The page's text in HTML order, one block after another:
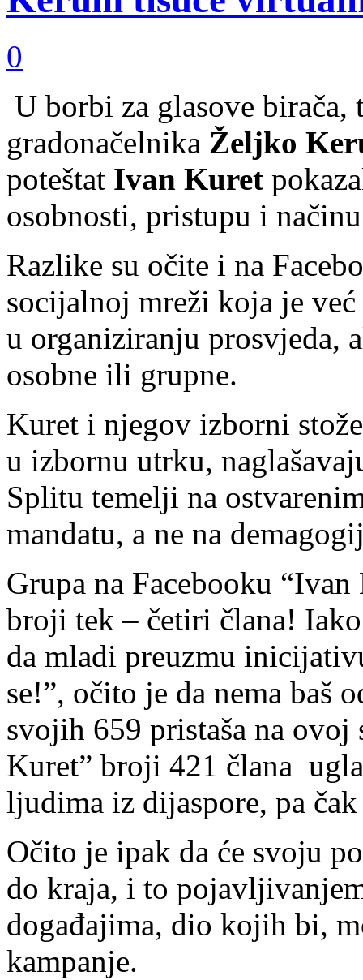
0
U borbi za glasove birača,
gradonačelnika Željko
poteštat Ivan Kuret
osobnosti, pristupu i
Razlike su očite i na
socijalnoj mreži koja je
u organiziranju
osobne ili grupne.
Kuret i njegov izborni
u izbornu utrku,
Splitu temelji na
mandatu, a ne na
Grupa na Facebooku
broji tek – četiri člana!
da mladi preuzmu
se!”, očito je da nema baš
svojih 659 pristaša na
Kuret” broji 421 člana
ljudima iz dijaspore, pa
Očito je ipak da će svoju
do kraja, i to
događajima, dio kojih bi,
kampanje.